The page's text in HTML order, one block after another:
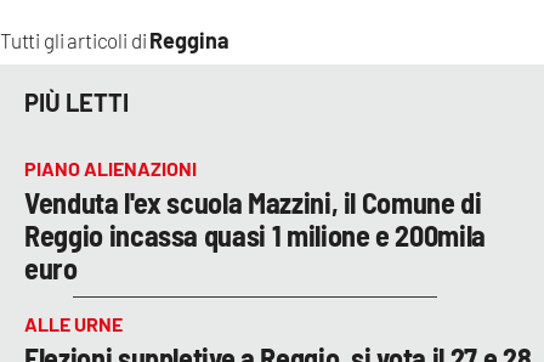
CATANZAROCHANNEL.IT
LACAPITALENEWS.IT
App
ANDROID
APPLE
Tutti gli articoli di Reggina
PIÙ LETTI
PIANO ALIENAZIONI
Venduta l'ex scuola Mazzini, il Comune di
Reggio incassa quasi 1 milione e 200mila
euro
ALLE URNE